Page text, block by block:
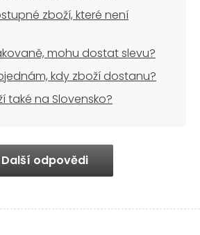
zboží, které není
mohu dostat slevu?
kdy zboží dostanu?
také na Slovensko?
Další odpovědi